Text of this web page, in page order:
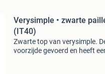
Verysimple • zwarte
(IT40)
Zwarte top van verysimple.
voorzijde gevoerd en heeft